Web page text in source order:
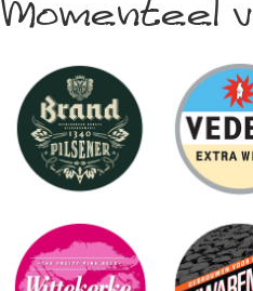
Momenteel